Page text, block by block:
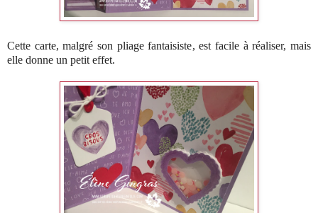
Cette carte, malgré son pliage fantaisiste, est facile à réaliser, mais
elle donne un petit effet.